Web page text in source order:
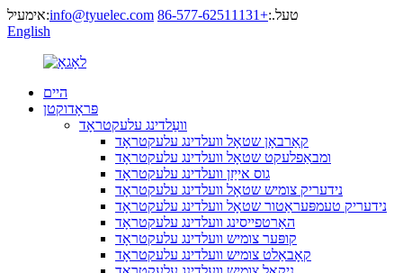
אימעיל:info@tyuelec.com טעל.:+86-577-62511131
English
היים
פּראָדוקטן
וועַלדינג עלעקטראָד
קאַרבאָן שטאָל וועלדינג עלעקטראָד
ומבאַפלעקט שטאָל וועלדינג עלעקטראָד
גוס אייַזן וועלדינג עלעקטראָד
נידעריק צומיש שטאָל וועלדינג עלעקטראָד
נידעריק טעמפּעראַטור שטאָל וועלדינג עלעקטראָד
האַרטפייסינג וועלדינג עלעקטראָד
קופּער צומיש וועלדינג עלעקטראָד
קאָבאַלט צומיש וועלדינג עלעקטראָד